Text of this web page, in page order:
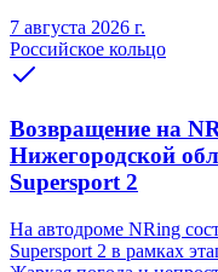
7 августа 2026 г.
Российское кольцо
Возвращение на
Нижегородской
Supersport 2
На автодроме NRing
Supersport 2 в рамках